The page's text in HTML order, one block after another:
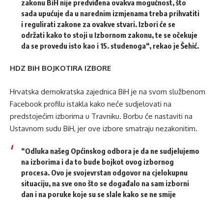
zakonu BiH nije predviđena ovakva mogućnost, što
sada upućuje da u narednim izmjenama treba prihvatiti
i regulirati zakone za ovakve stvari. Izbori će se
održati kako to stoji u Izbornom zakonu, te se očekuje
da se provedu isto kao i 15. studenoga“, rekao je Šehić.
HDZ BiH BOJKOTIRA IZBORE
Hrvatska demokratska zajednica BiH je na svom službenom
Facebook profilu istakla kako neće sudjelovati na
predstojećim izborima u Travniku. Borbu će nastaviti na
Ustavnom sudu BiH, jer ove izbore smatraju nezakonitim.
“Odluka našeg Općinskog odbora je da ne sudjelujemo
na izborima i da to bude bojkot ovog izbornog
procesa. Ovo je svojevrstan odgovor na cjelokupnu
situaciju, na sve ono što se događalo na sam izborni
dan i na poruke koje su se slale kako se ne smije